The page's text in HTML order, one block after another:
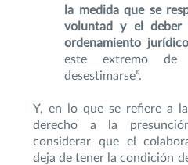
la medida que se
voluntad y el deber
ordenamiento
este extremo de
desestimarse”.
Y, en lo que se refiere a
derecho a la
considerar que el
deja de tener la condición